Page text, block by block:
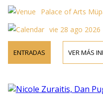
Palace of Arts
vie 28 ago 2026
ENTRADAS VER MÁS